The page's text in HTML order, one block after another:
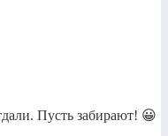
Пусть забирают! 😀